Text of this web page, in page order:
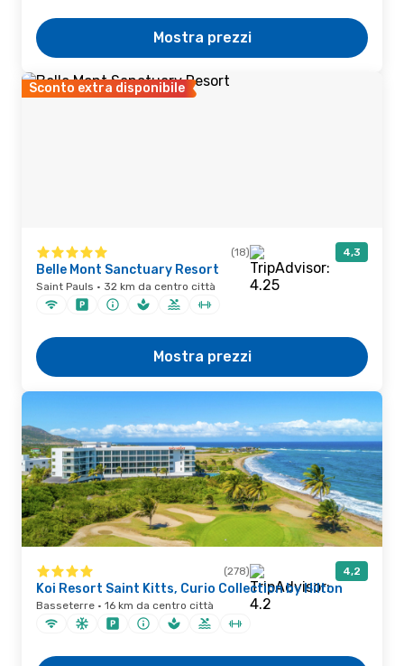
Mostra prezzi
Sconto extra disponibile
(18) 4,3
Belle Mont Sanctuary Resort
Saint Pauls · 32 km da centro città
Mostra prezzi
(278) 4,2
Koi Resort Saint Kitts, Curio Collection by Hilton
Basseterre · 16 km da centro città